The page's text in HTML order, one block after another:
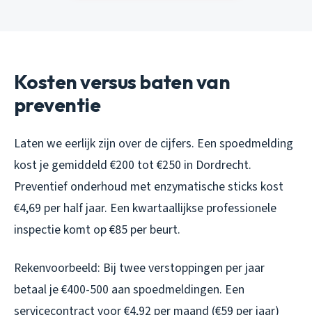
Kosten versus baten van
preventie
Laten we eerlijk zijn over de cijfers. Een spoedmelding
kost je gemiddeld €200 tot €250 in Dordrecht.
Preventief onderhoud met enzymatische sticks kost
€4,69 per half jaar. Een kwartaallijkse professionele
inspectie komt op €85 per beurt.
Rekenvoorbeeld: Bij twee verstoppingen per jaar
betaal je €400-500 aan spoedmeldingen. Een
servicecontract voor €4,92 per maand (€59 per jaar)